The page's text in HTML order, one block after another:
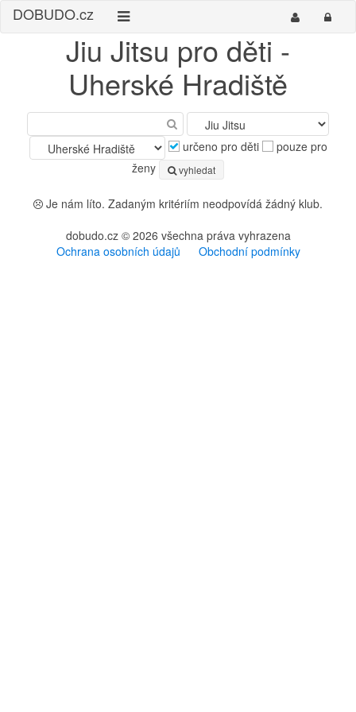
DOBUDO.cz
Jiu Jitsu pro děti -
Uherské Hradiště
určeno pro děti
pouze pro
ženy
vyhledat
Je nám líto. Zadaným kritériím neodpovídá žádný klub.
dobudo.cz © 2026 všechna práva vyhrazena
Ochrana osobních údajů
Obchodní podmínky